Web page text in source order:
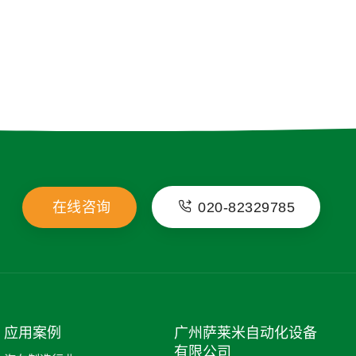
在线咨询 020-82329785
应用案例
广州萨莱米自动化设备
有限公司